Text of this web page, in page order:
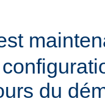
du